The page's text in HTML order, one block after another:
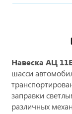
Навеска АЦ
шасси
заправки
различных